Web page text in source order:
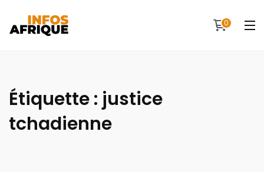
0
Étiquette : justice
tchadienne